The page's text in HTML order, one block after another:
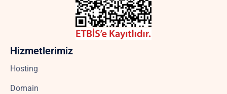
Hizmetlerimiz
Hosting
Domain